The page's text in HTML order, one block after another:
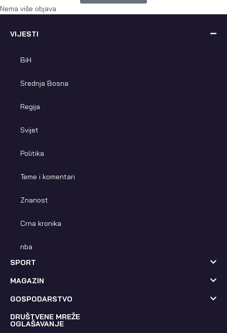
Nema više objava
VIJESTI
BiH
Srednja Bosna
Regija
Svijet
Politika
Teme i komentari
Znanost
Crna kronika
nba
SPORT
MAGAZIN
GOSPODARSTVO
DRUŠTVENE MREŽE
OGLAŠAVANJE